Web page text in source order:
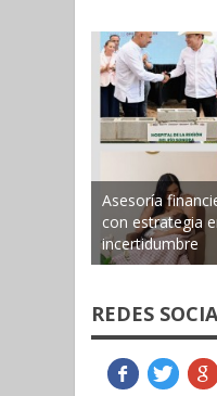
Asesoría
con estrategia
incertidumbre
REDES